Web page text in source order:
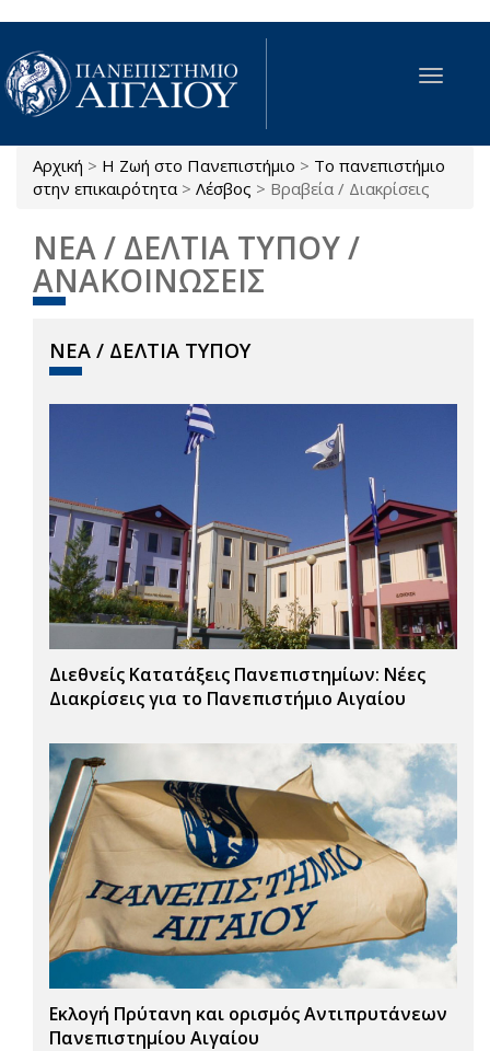
Παράκαμψη προς το κυρίως περιεχόμενο
Toggle
Είστε εδώ
Αρχική > Η Ζωή στο Πανεπιστήμιο > Το πανεπιστήμιο
στην επικαιρότητα > Λέσβος > Βραβεία / Διακρίσεις
ΝΕΑ / ΔΕΛΤΙΑ ΤΥΠΟΥ /
ΑΝΑΚΟΙΝΩΣΕΙΣ
ΝΕΑ / ΔΕΛΤΙΑ ΤΥΠΟΥ
Διεθνείς Κατατάξεις Πανεπιστημίων: Νέες
Διακρίσεις για το Πανεπιστήμιο Αιγαίου
Εκλογή Πρύτανη και ορισμός Αντιπρυτάνεων
Πανεπιστημίου Αιγαίου